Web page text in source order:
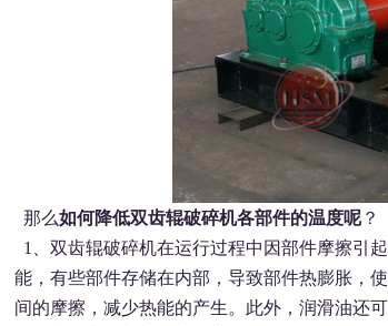
那么如何降低双齿辊破碎机各部件的温度呢？
1、双齿辊破碎机在运行过程中因部件摩擦引
能，有些部件存储在内部，导致部件热膨胀，
间的摩擦，减少热能的产生。此外，润滑油还